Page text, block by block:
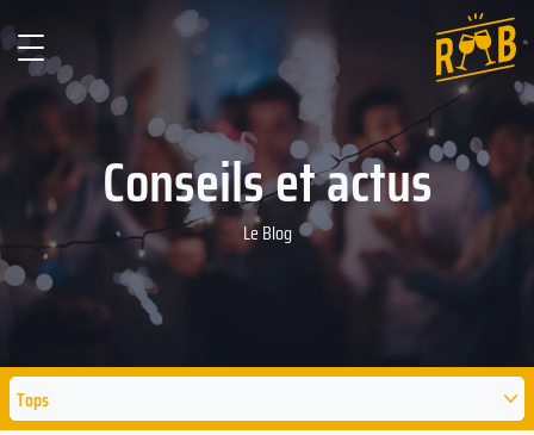
Conseils et actus
Le Blog
Tops